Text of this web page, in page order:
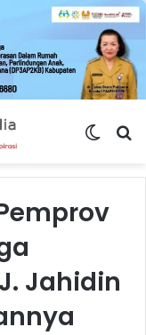
Switch
Jahidin